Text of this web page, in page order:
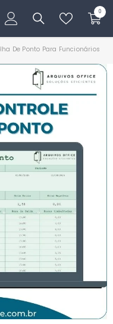
00
itens
De Ponto Para Funcionários